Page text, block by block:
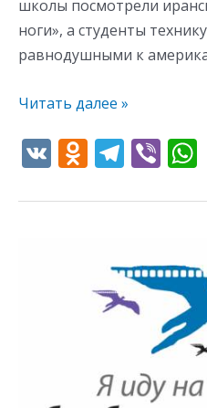
школы посмотрели
ноги», а студенты
равнодушными к
Читать далее »
V O
n
as
ki
T
e
a
m
Vi
er
Республиканский
кинофестиваль